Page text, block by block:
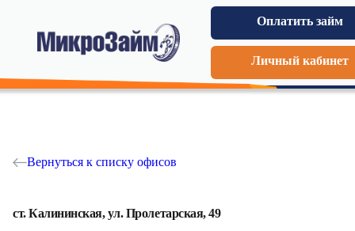
Оплатить займ
Личный кабинет
Вернуться к списку офисов
ст. Калининская, ул. Пролетарская, 49